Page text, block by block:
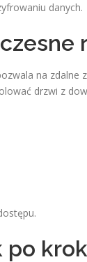
danych.
na zdalne
drzwi z
po